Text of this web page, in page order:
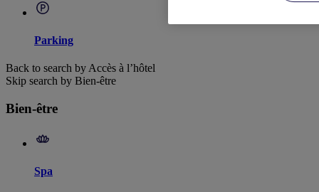
Parking
Back to search by Accès à l’hôtel
Skip search by Bien-être
Bien-être
Spa